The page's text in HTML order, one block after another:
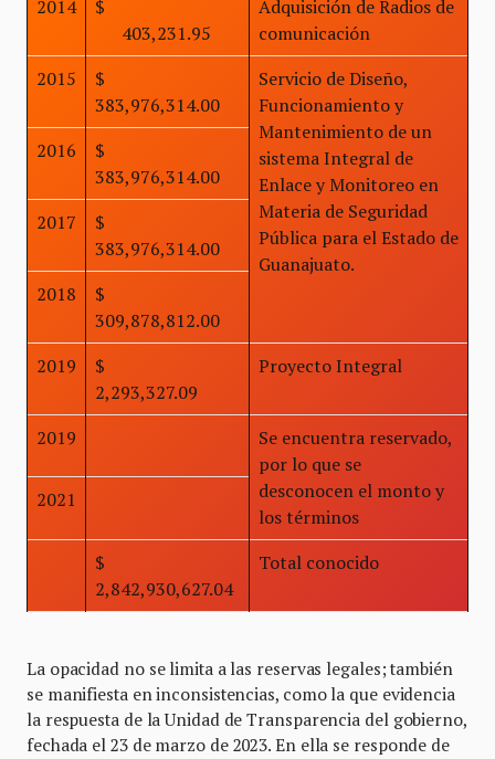
2014
$
403,231.95
Adquisición de Radios de
comunicación
2015
$
383,976,314.00
Servicio de Diseño,
Funcionamiento y
Mantenimiento de un
sistema Integral de
Enlace y Monitoreo en
Materia de Seguridad
Pública para el Estado de
Guanajuato.
2016
$
383,976,314.00
2017
$
383,976,314.00
2018
$
309,878,812.00
2019
$
2,293,327.09
Proyecto Integral
2019
Se encuentra reservado,
por lo que se
desconocen el monto y
los términos
2021
$
2,842,930,627.04
Total conocido
La opacidad no se limita a las reservas legales; también
se manifiesta en inconsistencias, como la que evidencia
la respuesta de la Unidad de Transparencia del gobierno,
fechada el 23 de marzo de 2023. En ella se responde de